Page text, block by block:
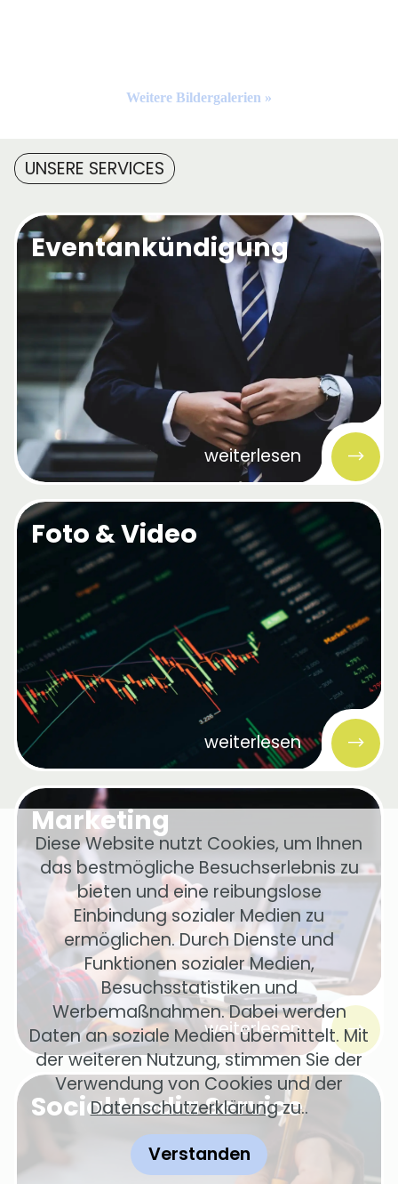
Weitere Bildergalerien »
UNSERE SERVICES
Eventankündigung
weiterlesen
Foto & Video
weiterlesen
Marketing
weiterlesen
Social Media Service
Diese Website nutzt Cookies, um Ihnen
das bestmögliche Besuchserlebnis zu
bieten und eine reibungslose
Einbindung sozialer Medien zu
ermöglichen. Durch Dienste und
Funktionen sozialer Medien,
Besuchsstatistiken und
Werbemaßnahmen. Dabei werden
Daten an soziale Medien übermittelt. Mit
der weiteren Nutzung, stimmen Sie der
Verwendung von Cookies und der
Datenschutzerklärungzu..
Verstanden